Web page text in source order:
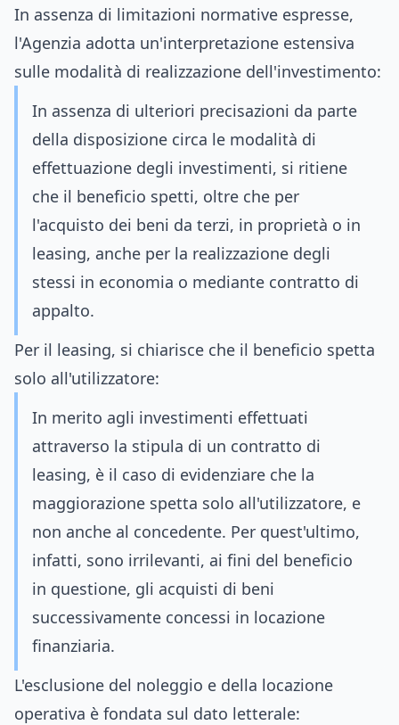
In assenza di limitazioni normative espresse,
l'Agenzia adotta un'interpretazione estensiva
sulle modalità di realizzazione dell'investimento:
In assenza di ulteriori precisazioni da parte
della disposizione circa le modalità di
effettuazione degli investimenti, si ritiene
che il beneficio spetti, oltre che per
l'acquisto dei beni da terzi, in proprietà o in
leasing, anche per la realizzazione degli
stessi in economia o mediante contratto di
appalto.
Per il leasing, si chiarisce che il beneficio spetta
solo all'utilizzatore:
In merito agli investimenti effettuati
attraverso la stipula di un contratto di
leasing, è il caso di evidenziare che la
maggiorazione spetta solo all'utilizzatore, e
non anche al concedente. Per quest'ultimo,
infatti, sono irrilevanti, ai fini del beneficio
in questione, gli acquisti di beni
successivamente concessi in locazione
finanziaria.
L'esclusione del noleggio e della locazione
operativa è fondata sul dato letterale: